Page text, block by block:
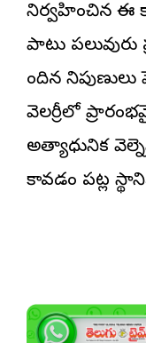
నిర్వహించిన ఈ
పాటు పలువురు
చెందిన
వెల‌చెర్రీలో
అత్యాధునిక
కావడం పట్ల